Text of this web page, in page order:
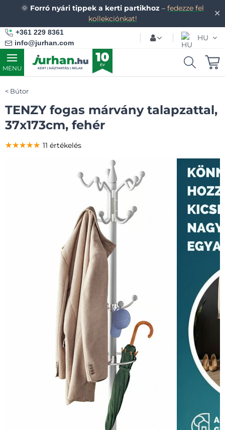
✕
🌞 Forró nyári tippek a kerti partikhoz – fedezze fel
kollekciónkat!
+361 229 8361
info@jurhan.com
HU
MENU
Bútor
TENZY fogas márvány talapzattal,
37x173cm, fehér
★★★★★
★★★★★
★★★★★ 11 értékelés